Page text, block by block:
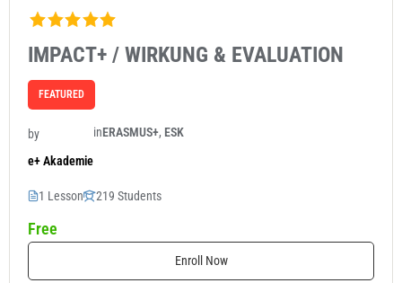
IMPACT+ / WIRKUNG & EVALUATION
FEATURED
by
e+ Akademie
inERASMUS+, ESK
1 Lesson 219 Students
Free
Enroll Now